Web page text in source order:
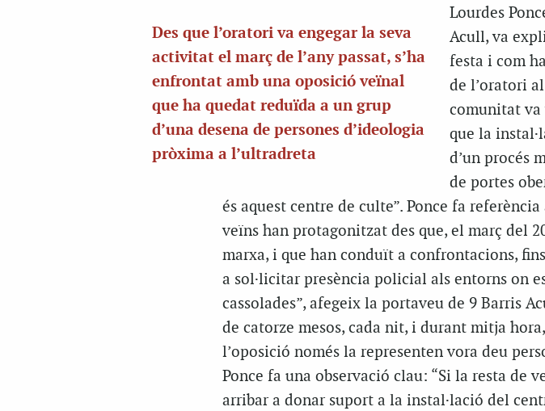
Des que l’oratori va engegar la seva
activitat el març de l’any passat, s’ha
enfrontat amb una oposició veïnal
que ha quedat reduïda a un grup
d’una desena de persones d’ideologia
pròxima a l’ultradreta
Lourdes
Acull, va
festa i com
de l’oratori
comunitat va
que la
d’un procés
de portes
és aquest centre de culte”. Ponce fa
veïns han protagonitzat des que, el març del
marxa, i que han conduït a confrontacions,
a sol·licitar presència policial als entorns on
cassolades”, afegeix la portaveu de 9 Barris
de catorze mesos, cada nit, i durant mitja
l’oposició només la representen vora deu
Ponce fa una observació clau: “Si la resta de
arribar a donar suport a la instal·lació del